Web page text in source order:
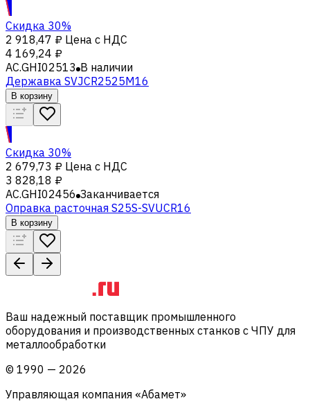
Скидка 30%
2 918,47 ₽ Цена с НДС
4 169,24 ₽
AC.GHI02513 В наличии
Державка SVJCR2525M16
В корзину
Скидка 30%
2 679,73 ₽ Цена с НДС
3 828,18 ₽
AC.GHI02456 Заканчивается
Оправка расточная S25S-SVUCR16
В корзину
Ваш надежный поставщик промышленного
оборудования и производственных станков с ЧПУ для
металлообработки
© 1990 — 2026
Управляющая компания «Абамет»